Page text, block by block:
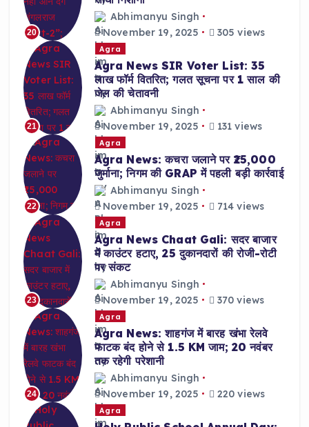
20
Abhimanyu Singh
November 19, 2025
305 views
21
Agra
Agra News SIR Voter List: 35
लाख फॉर्म वितरित; गलत सूचना पर 1 साल की
जेल की चेतावनी
Abhimanyu Singh
November 19, 2025
131 views
22
Agra
Agra News: कचरा जलाने पर ₹25,000
जुर्माना; निगम की GRAP में पहली बड़ी कार्रवाई
Abhimanyu Singh
November 19, 2025
714 views
23
Agra
Agra News Chaat Gali: सदर बाजार
में काउंटर हटाए, 25 दुकानदारों की रोजी-रोटी
पर संकट
Abhimanyu Singh
November 19, 2025
370 views
24
Agra
Agra News: शाहगंज में बारह खंभा रेलवे
फाटक बंद होने से 1.5 KM जाम; 20 नवंबर
तक रहेगी परेशानी
Abhimanyu Singh
November 19, 2025
220 views
Agra